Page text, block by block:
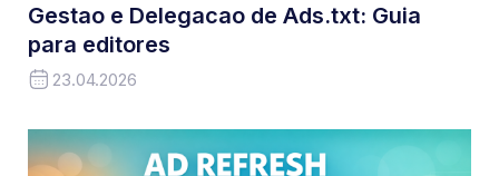
Gestao e Delegacao de Ads.txt: Guia
para editores
23.04.2026